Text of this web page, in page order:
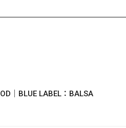
｜BLUE LABEL：BALSA